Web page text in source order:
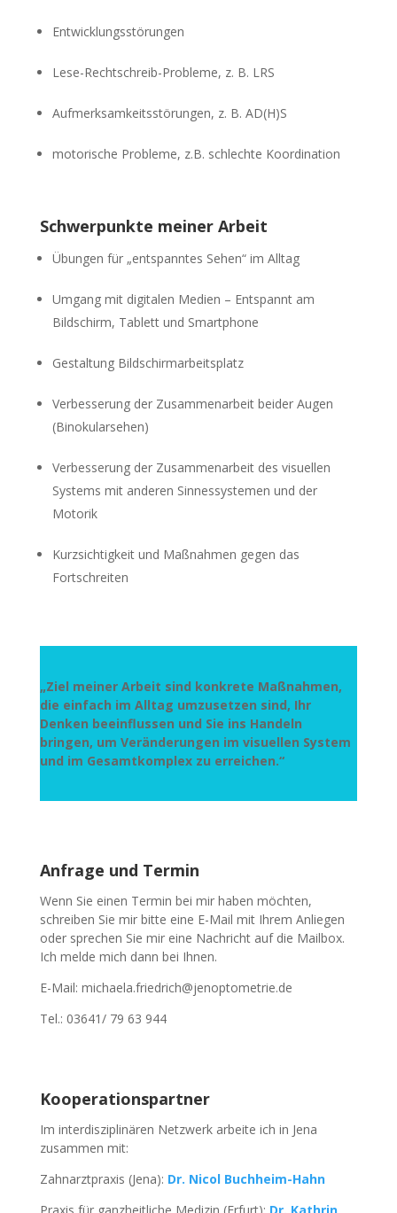
Entwicklungsstörungen
Lese-Rechtschreib-Probleme, z. B. LRS
Aufmerksamkeitsstörungen, z. B. AD(H)S
motorische Probleme, z.B. schlechte Koordination
Schwerpunkte meiner Arbeit
Übungen für „entspanntes Sehen“ im Alltag
Umgang mit digitalen Medien – Entspannt am
Bildschirm, Tablett und Smartphone
Gestaltung Bildschirmarbeitsplatz
Verbesserung der Zusammenarbeit beider Augen
(Binokularsehen)
Verbesserung der Zusammenarbeit des visuellen
Systems mit anderen Sinnessystemen und der
Motorik
Kurzsichtigkeit und Maßnahmen gegen das
Fortschreiten
„Ziel meiner Arbeit sind konkrete Maßnahmen,
die einfach im Alltag umzusetzen sind, Ihr
Denken beeinflussen und Sie ins Handeln
bringen, um Veränderungen im visuellen System
und im Gesamtkomplex zu erreichen.“
Anfrage und Termin
Wenn Sie einen Termin bei mir haben möchten,
schreiben Sie mir bitte eine E-Mail mit Ihrem Anliegen
oder sprechen Sie mir eine Nachricht auf die Mailbox.
Ich melde mich dann bei Ihnen.
E-Mail: michaela.friedrich@jenoptometrie.de
Tel.: 03641/ 79 63 944
Kooperationspartner
Im interdisziplinären Netzwerk arbeite ich in Jena
zusammen mit:
Zahnarztpraxis (Jena): Dr. Nicol Buchheim-Hahn
Praxis für ganzheitliche Medizin (Erfurt): Dr. Kathrin